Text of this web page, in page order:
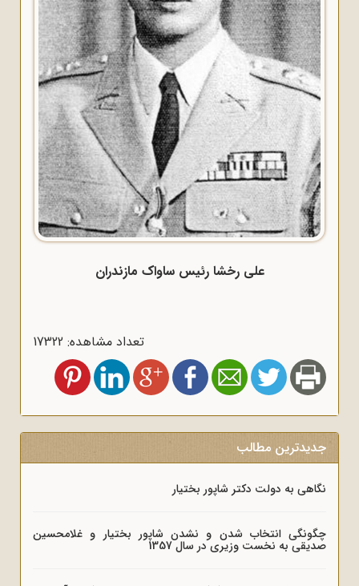
علی رخشا رئیس ساواک مازندران
تعداد مشاهده: 17322
جدیدترین مطالب
نگاهی به دولت دکتر شاپور بختیار
چگونگی انتخاب شدن و نشدن شاپور بختیار و غلامحسین
صدیقی به نخست وزیری در سال 1357